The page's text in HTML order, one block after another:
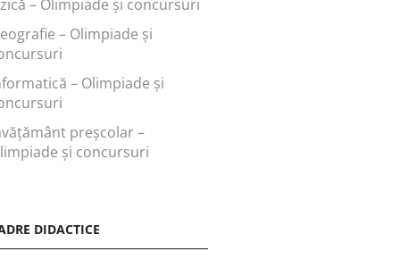
– Olimpiade și concursuri
– Olimpiade și
– Olimpiade și
preşcolar –
și concursuri
DIDACTICE